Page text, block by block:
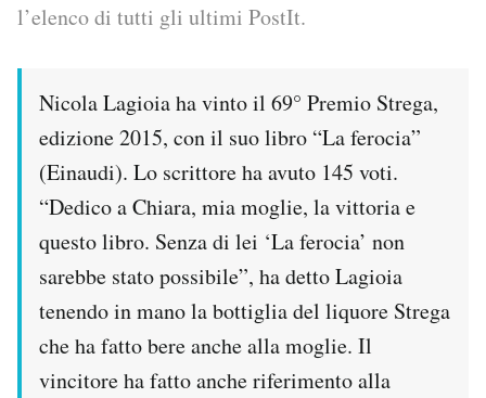
AREA PERSONALE
Area Personale
Newsletter
Notifiche mobile
Regala il Post
Hai bisogno di aiuto?
l’elenco di tutti gli ultimi PostIt.
Nicola Lagioia ha vinto il 69° Premio Strega,
edizione 2015, con il suo libro “La ferocia”
(Einaudi). Lo scrittore ha avuto 145 voti.
“Dedico a Chiara, mia moglie, la vittoria e
questo libro. Senza di lei ‘La ferocia’ non
sarebbe stato possibile”, ha detto Lagioia
tenendo in mano la bottiglia del liquore Strega
che ha fatto bere anche alla moglie. Il
vincitore ha fatto anche riferimento alla